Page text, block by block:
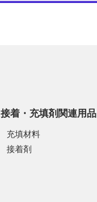
接着・充填剤関連用品
充填材料
接着剤